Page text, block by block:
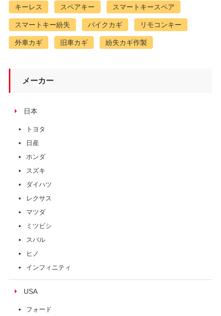
キーレス スペアキー スマートキースペア
スマートキー紛失 バイクカギ リモコンキー
外車カギ 旧車カギ 紛失カギ作製
メーカー
日本
トヨタ
日産
ホンダ
スズキ
ダイハツ
レクサス
マツダ
ミツビシ
スバル
ヒノ
インフィニティ
USA
フォード